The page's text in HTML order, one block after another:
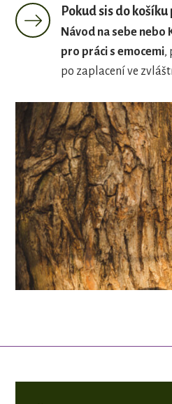
Pokud sis do
Návod na sebe nebo
pro práci s emocemi,
po zaplacení ve